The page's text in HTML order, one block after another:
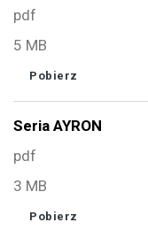
pdf
5 MB
Pobierz
Seria AYRON
pdf
3 MB
Pobierz